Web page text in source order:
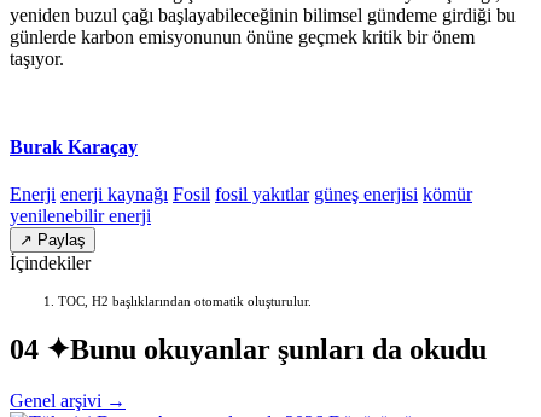
yeniden buzul çağı başlayabileceğinin bilimsel gündeme girdiği bu
günlerde karbon emisyonunun önüne geçmek kritik bir önem
taşıyor.
Burak Karaçay
Enerji enerji kaynağı Fosil fosil yakıtlar güneş enerjisi kömür
yenilenebilir enerji
↗ Paylaş
İçindekiler
TOC, H2 başlıklarından otomatik oluşturulur.
04 ✦Bunu okuyanlar şunları da okudu
Genel arşivi →